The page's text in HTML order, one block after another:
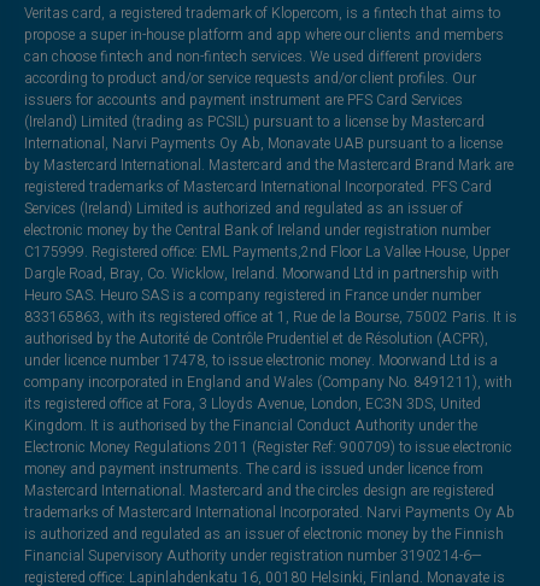
Veritas card, a registered trademark of Klopercom, is a fintech that aims to
propose a super in-house platform and app where our clients and members
can choose fintech and non-fintech services. We used different providers
according to product and/or service requests and/or client profiles. Our
issuers for accounts and payment instrument are PFS Card Services
(Ireland) Limited (trading as PCSIL) pursuant to a license by Mastercard
International, Narvi Payments Oy Ab, Monavate UAB pursuant to a license
by Mastercard International. Mastercard and the Mastercard Brand Mark are
registered trademarks of Mastercard International Incorporated. PFS Card
Services (Ireland) Limited is authorized and regulated as an issuer of
electronic money by the Central Bank of Ireland under registration number
C175999. Registered office: EML Payments,2nd Floor La Vallee House, Upper
Dargle Road, Bray, Co. Wicklow, Ireland. Moorwand Ltd in partnership with
Heuro SAS. Heuro SAS is a company registered in France under number
833165863, with its registered office at 1, Rue de la Bourse, 75002 Paris. It is
authorised by the Autorité de Contrôle Prudentiel et de Résolution (ACPR),
under licence number 17478, to issue electronic money. Moorwand Ltd is a
company incorporated in England and Wales (Company No. 8491211), with
its registered office at Fora, 3 Lloyds Avenue, London, EC3N 3DS, United
Kingdom. It is authorised by the Financial Conduct Authority under the
Electronic Money Regulations 2011 (Register Ref: 900709) to issue electronic
money and payment instruments. The card is issued under licence from
Mastercard International. Mastercard and the circles design are registered
trademarks of Mastercard International Incorporated. Narvi Payments Oy Ab
is authorized and regulated as an issuer of electronic money by the Finnish
Financial Supervisory Authority under registration number 3190214-6—
registered office: Lapinlahdenkatu 16, 00180 Helsinki, Finland. Monavate is